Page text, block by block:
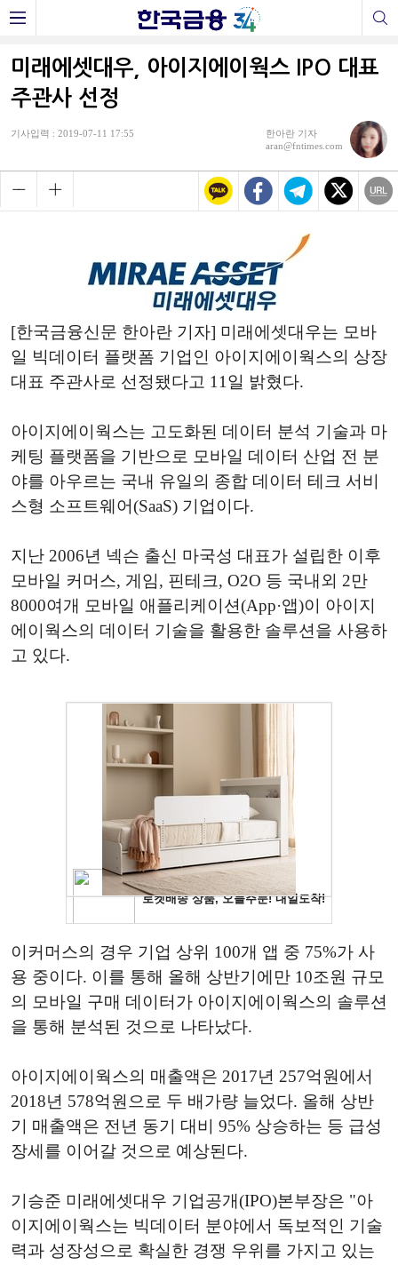
미래에셋대우, 아이지에이웍스 IPO 대표
주관사 선정
기사입력 : 2019-07-11 17:55
한아란 기자
aran@fntimes.com
[한국금융신문 한아란 기자] 미래에셋대우는 모바
일 빅데이터 플랫폼 기업인 아이지에이웍스의 상장
대표 주관사로 선정됐다고 11일 밝혔다.
아이지에이웍스는 고도화된 데이터 분석 기술과 마
케팅 플랫폼을 기반으로 모바일 데이터 산업 전 분
야를 아우르는 국내 유일의 종합 데이터 테크 서비
스형 소프트웨어(SaaS) 기업이다.
지난 2006년 넥슨 출신 마국성 대표가 설립한 이후
모바일 커머스, 게임, 핀테크, O2O 등 국내외 2만
8000여개 모바일 애플리케이션(App·앱)이 아이지
에이웍스의 데이터 기술을 활용한 솔루션을 사용하
고 있다.
이커머스의 경우 기업 상위 100개 앱 중 75%가 사
용 중이다. 이를 통해 올해 상반기에만 10조원 규모
의 모바일 구매 데이터가 아이지에이웍스의 솔루션
을 통해 분석된 것으로 나타났다.
아이지에이웍스의 매출액은 2017년 257억원에서
2018년 578억원으로 두 배가량 늘었다. 올해 상반
기 매출액은 전년 동기 대비 95% 상승하는 등 급성
장세를 이어갈 것으로 예상된다.
기승준 미래에셋대우 기업공개(IPO)본부장은 "아
이지에이웍스는 빅데이터 분야에서 독보적인 기술
력과 성장성으로 확실한 경쟁 우위를 가지고 있는